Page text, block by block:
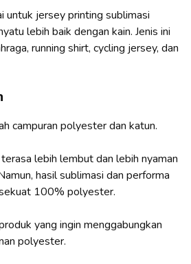
untuk jersey printing sublimasi
lebih baik dengan kain. Jenis ini
running shirt, cycling jersey, dan
campuran polyester dan katun.
lebih lembut dan lebih nyaman
hasil sublimasi dan performa
100% polyester.
yang ingin menggabungkan
polyester.